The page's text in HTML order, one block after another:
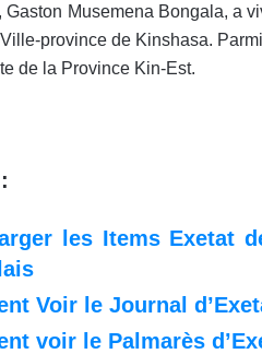
Gaston Musemena Bongala, a
province de Kinshasa.
de la Province Kin-Est.
les Items Exetat
Voir le Journal
voir le Palmarès